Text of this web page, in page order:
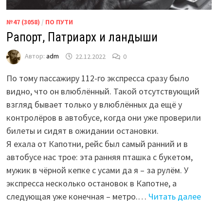
№47 (3058) / ПО ПУТИ
Рапорт, Патриарх и ландыши
Автор: adm 22.12.2022 0
По тому пассажиру 112-го экспресса сразу было
видно, что он влюблённый. Такой отсутствующий
взгляд бывает только у влюблённых да ещё у
контролёров в автобусе, когда они уже проверили
билеты и сидят в ожидании остановки.
Я ехала от Капотни, рейс был самый ранний и в
автобусе нас трое: эта ранняя пташка с букетом,
мужик в чёрной кепке с усами да я – за рулём. У
экспресса несколько остановок в Капотне, а
следующая уже конечная – метро.… Читать далее